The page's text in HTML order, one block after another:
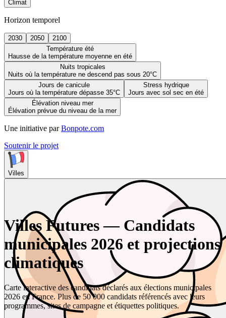
Climat
Horizon temporel
2030 2050
2100
Température été
Hausse de la température moyenne en été
Nuits tropicales
Nuits où la température ne descend pas sous 20°C
Jours de canicule
Jours où la température dépasse 35°C
Stress hydrique
Jours avec sol sec en été
Élévation niveau mer
Élévation prévue du niveau de la mer
Une initiative par Bonpote.com
Soutenir le projet
Villes
Villes Futures — Candidats
municipales 2026 et projections
climatiques
Carte interactive des candidats déclarés aux élections municipales
2026 en France. Plus de 50 000 candidats référencés avec leurs
programmes, sites de campagne et étiquettes politiques.